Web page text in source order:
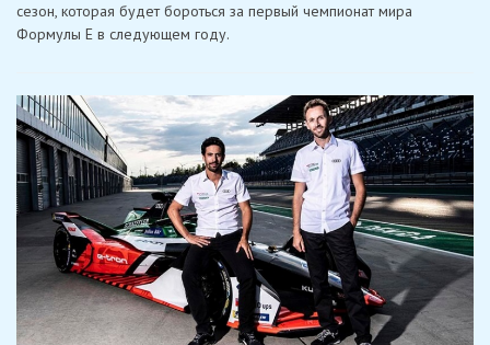
сезон, которая будет бороться за первый чемпионат мира
Формулы Е в следующем году.